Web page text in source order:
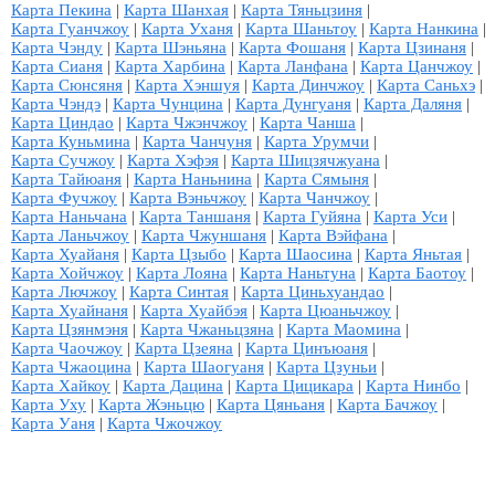
Карта Пекина | Карта Шанхая | Карта Тяньцзиня |
Карта Гуанчжоу | Карта Уханя | Карта Шаньтоу | Карта Нанкина |
Карта Чэнду | Карта Шэньяна | Карта Фошаня | Карта Цзинаня |
Карта Сианя | Карта Харбина | Карта Ланфана | Карта Цанчжоу |
Карта Сюнсяня | Карта Хэншуя | Карта Динчжоу | Карта Саньхэ |
Карта Чэндэ | Карта Чунцина | Карта Дунгуаня | Карта Даляня |
Карта Циндао | Карта Чжэнчжоу | Карта Чанша |
Карта Куньмина | Карта Чанчуня | Карта Урумчи |
Карта Сучжоу | Карта Хэфэя | Карта Шицзячжуана |
Карта Тайюаня | Карта Наньнина | Карта Сямыня |
Карта Фучжоу | Карта Вэньчжоу | Карта Чанчжоу |
Карта Наньчана | Карта Таншаня | Карта Гуйяна | Карта Уси |
Карта Ланьчжоу | Карта Чжуншаня | Карта Вэйфана |
Карта Хуайаня | Карта Цзыбо | Карта Шаосина | Карта Яньтая |
Карта Хойчжоу | Карта Лояна | Карта Наньтуна | Карта Баотоу |
Карта Лючжоу | Карта Синтая | Карта Циньхуандао |
Карта Хуайнаня | Карта Хуайбэя | Карта Цюаньчжоу |
Карта Цзянмэня | Карта Чжаньцзяна | Карта Маомина |
Карта Чаочжоу | Карта Цзеяна | Карта Цинъюаня |
Карта Чжаоцина | Карта Шаогуаня | Карта Цзуньи |
Карта Хайкоу | Карта Дацина | Карта Цицикара | Карта Нинбо |
Карта Уху | Карта Жэньцю | Карта Цяньаня | Карта Бачжоу |
Карта Уаня | Карта Чжочжоу